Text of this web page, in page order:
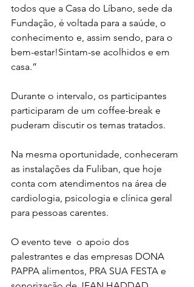
todos que a Casa do Líbano, sede da
Fundação, é voltada para a saúde, o
conhecimento e, assim sendo, para o
bem-estar!Sintam-se acolhidos e em
casa.”
Durante o intervalo, os participantes
participaram de um coffee-break e
puderam discutir os temas tratados.
Na mesma oportunidade, conheceram
as instalações da Fuliban, que hoje
conta com atendimentos na área de
cardiologia, psicologia e clínica geral
para pessoas carentes.
O evento teve  o apoio dos
palestrantes e das empresas DONA
PAPPA alimentos, PRA SUA FESTA e